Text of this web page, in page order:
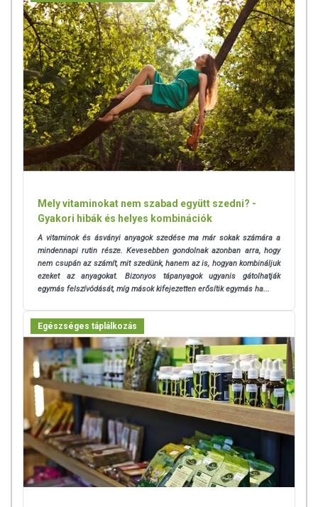
Mely vitaminokat nem szabad együtt szedni? -
Gyakori hibák és helyes kombinációk
A vitaminok és ásványi anyagok szedése ma már sokak számára a
mindennapi rutin része. Kevesebben gondolnak azonban arra, hogy
nem csupán az számít, mit szedünk, hanem az is, hogyan kombináljuk
ezeket az anyagokat. Bizonyos tápanyagok ugyanis gátolhatják
egymás felszívódását, míg mások kifejezetten erősítik egymás ha...
Egészséges táplálkozás